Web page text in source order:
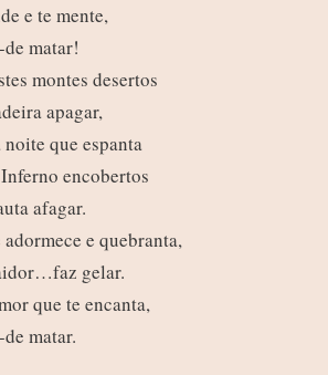
e te mente,
matar!
montes desertos
apagar,
que espanta
encobertos
afagar.
e quebranta,
gelar.
que te encanta,
matar.